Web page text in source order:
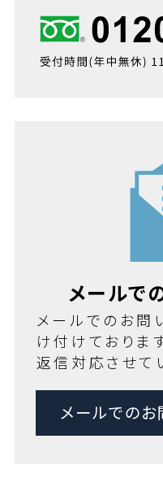
メールで
メールでのお問
け付けておりま
返信対応させて
メールでの